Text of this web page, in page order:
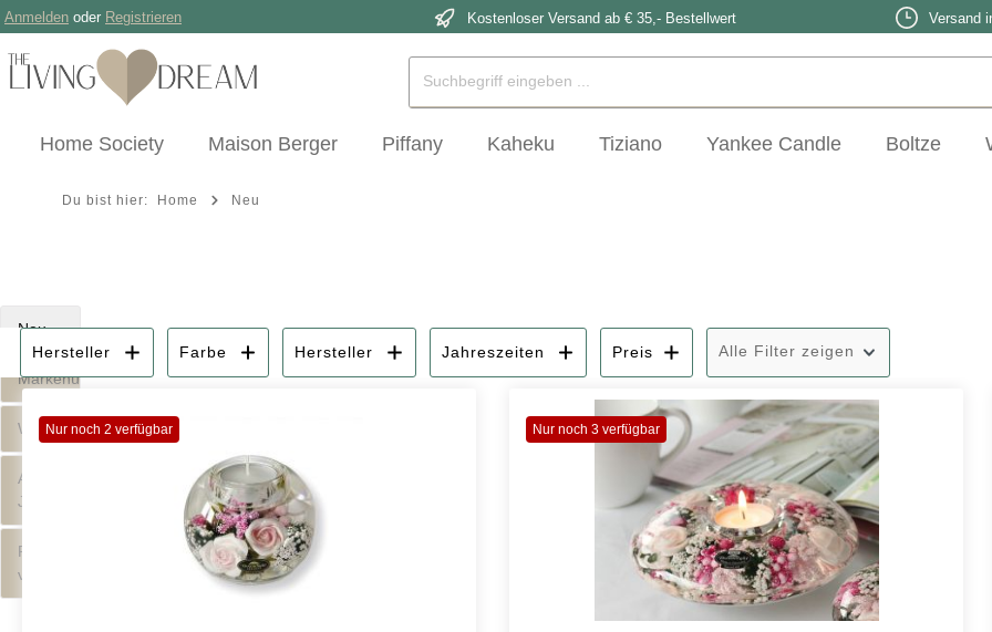
Hauptinhalt springen
Zur Suche springen
Zur Hauptnavigation springen
Anmelden oder Registrieren Kostenloser Versand ab € 35,- Bestellwert Versand
Home Society Maison Berger Piffany Kaheku Tiziano Yankee Candle Boltze
Du bist hier: Home Neu
Neu
Markenübersicht
Wohnstil
Anlass |
Jahreszeiten
Produkte
von A-Z
Hersteller Farbe Hersteller Jahreszeiten Preis Alle Filter zeigen
Nur noch 2 verfügbar Nur noch 3 verfügbar